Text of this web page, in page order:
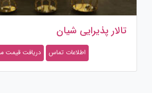
تالار پذیرایی یاس سفید پاسداران
اطلاعات تماس دریافت قیمت